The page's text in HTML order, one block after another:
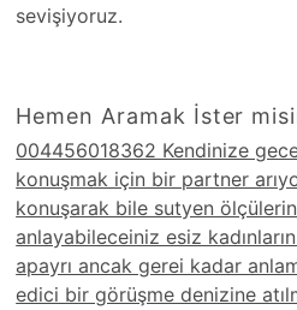
sevişiyoruz.
Hemen Aramak İster
004456018362 Kendinize
konuşmak için bir partner
konuşarak bile sutyen
anlayabileceiniz esiz
apayrı ancak gerei kadar
edici bir görüşme denizine